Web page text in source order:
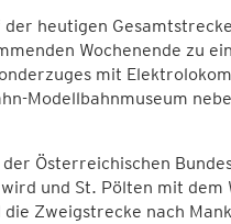
heutigen
Wochenende zu
mit
Modellbahnmuseum
Österreichischen
und St. Pölten mit dem
Zweigstrecke nach